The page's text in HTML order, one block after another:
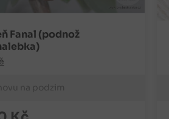
Fanal (podnož
na podzim